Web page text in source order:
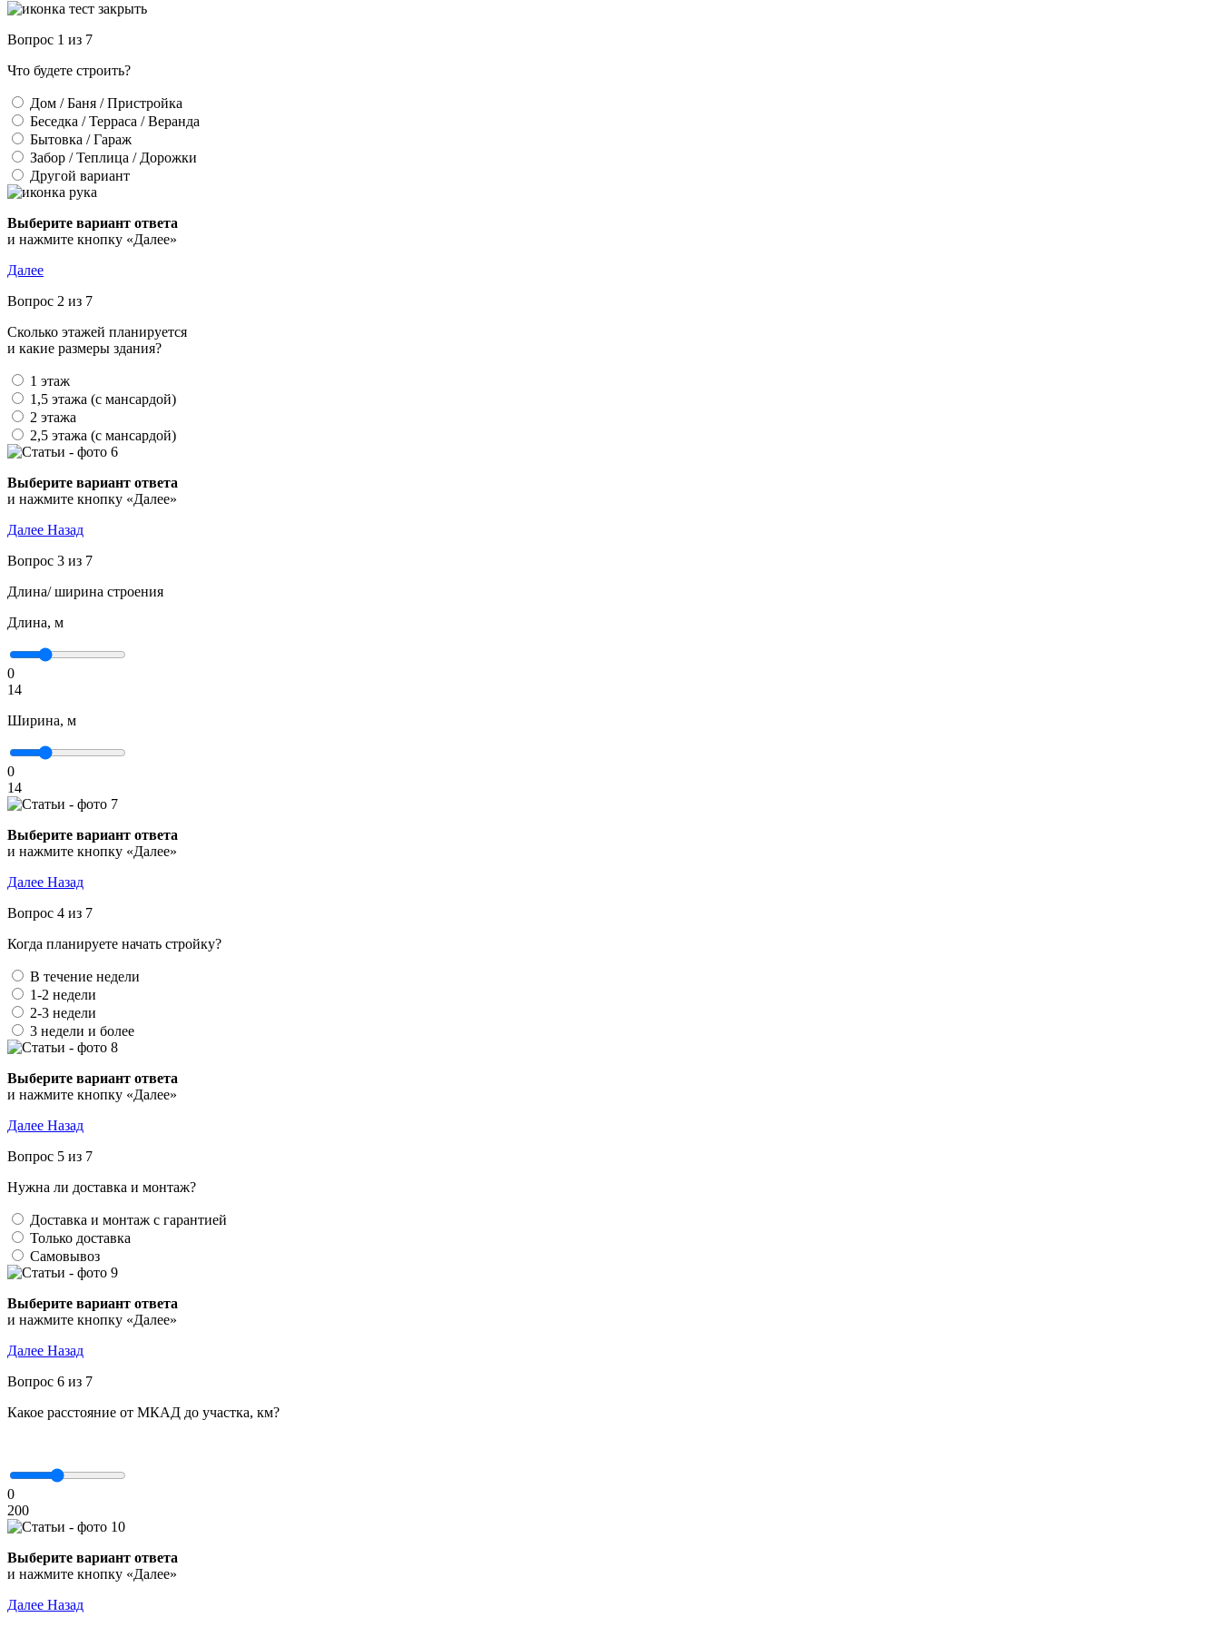
Вопрос 1 из 7
Что будете строить?
Дом / Баня / Пристройка
Беседка / Терраса / Веранда
Бытовка / Гараж
Забор / Теплица / Дорожки
Другой вариант
Выберите вариант ответа
и нажмите кнопку «Далее»
Далее
Вопрос 2 из 7
Сколько этажей планируется
и какие размеры здания?
1 этаж
1,5 этажа (с мансардой)
2 этажа
2,5 этажа (с мансардой)
Выберите вариант ответа
и нажмите кнопку «Далее»
Далее Назад
Вопрос 3 из 7
Длина/ ширина строения
Длина, м
0
14
Ширина, м
0
14
Выберите вариант ответа
и нажмите кнопку «Далее»
Далее Назад
Вопрос 4 из 7
Когда планируете начать стройку?
В течение недели
1-2 недели
2-3 недели
3 недели и более
Выберите вариант ответа
и нажмите кнопку «Далее»
Далее Назад
Вопрос 5 из 7
Нужна ли доставка и монтаж?
Доставка и монтаж с гарантией
Только доставка
Самовывоз
Выберите вариант ответа
и нажмите кнопку «Далее»
Далее Назад
Вопрос 6 из 7
Какое расстояние от МКАД до участка, км?
0
200
Выберите вариант ответа
и нажмите кнопку «Далее»
Далее Назад